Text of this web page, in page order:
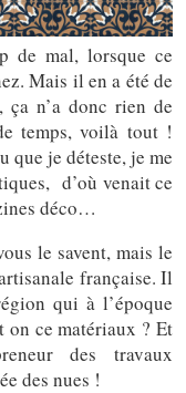
de mal, lorsque ce
Mais il en a été de
ça n’a donc rien de
temps, voilà tout !
que je déteste, je me
d’où venait ce
déco…
le savent, mais le
française. Il
qui à l’époque
ce matériaux ? Et
des travaux
des nues !